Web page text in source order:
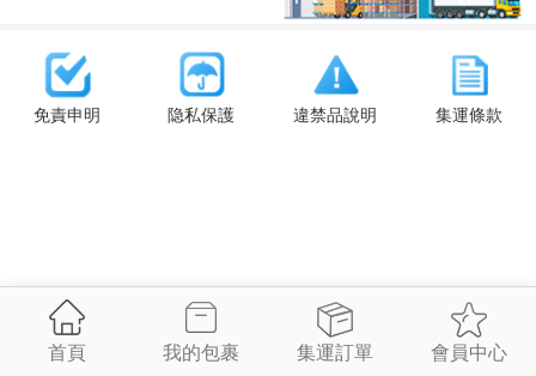
免責申明 隐私保護 違禁品說明 集運條款
首頁 我的包裹 集運訂單 會員中心